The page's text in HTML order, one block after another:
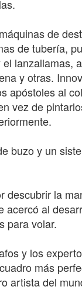
de
de tubería,
lanzallamas,
y otras.
apóstoles al
vez de
buzo y un
descubrir la
acercó al
para volar.
y los
más
artista del